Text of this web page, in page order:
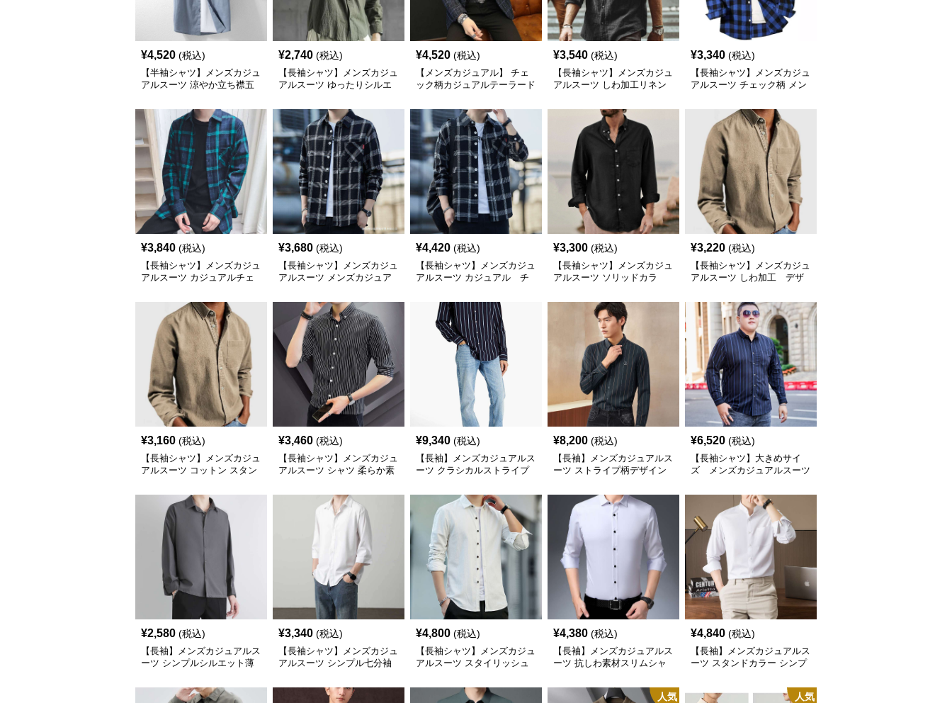
¥4,520 (税込)
【半袖シャツ】メンズカジュ
アルスーツ 涼やか立ち襟五
¥2,740 (税込)
【長袖シャツ】メンズカジュ
アルスーツ ゆったりシルエ
¥4,520 (税込)
【メンズカジュアル】 チェ
ック柄カジュアルテーラード
¥3,540 (税込)
【長袖シャツ】メンズカジュ
アルスーツ しわ加工リネン
¥3,340 (税込)
【長袖シャツ】メンズカジュ
アルスーツ チェック柄 メン
¥3,840 (税込)
【長袖シャツ】メンズカジュ
アルスーツ カジュアルチェ
¥3,680 (税込)
【長袖シャツ】メンズカジュ
アルスーツ メンズカジュア
グサイズ
¥4,420 (税込)
【長袖シャツ】メンズカジュ
アルスーツ カジュアル チ
ビックサイズ
¥3,300 (税込)
【長袖シャツ】メンズカジュ
アルスーツ ソリッドカラ
¥3,220 (税込)
【長袖シャツ】メンズカジュ
アルスーツ しわ加工 デザ
¥3,160 (税込)
【長袖シャツ】メンズカジュ
アルスーツ コットン スタン
¥3,460 (税込)
【長袖シャツ】メンズカジュ
アルスーツ シャツ 柔らか素
¥9,340 (税込)
【長袖】メンズカジュアルス
ーツ クラシカルストライプ
¥8,200 (税込)
【長袖】メンズカジュアルス
ーツ ストライプ柄デザイン
¥6,520 (税込)
【長袖シャツ】大きめサイ
ズ メンズカジュアルスーツ
アルシャツ
¥2,580 (税込)
【長袖】メンズカジュアルス
ーツ シンプルシルエット薄
¥3,340 (税込)
【長袖シャツ】メンズカジュ
アルスーツ シンプル七分袖
ロン シワ加工 インナード
¥4,800 (税込)
【長袖シャツ】メンズカジュ
アルスーツ スタイリッシュ
ルシャツ
¥4,380 (税込)
【長袖】メンズカジュアルス
ーツ 抗しわ素材スリムシャ
¥4,840 (税込)
【長袖】メンズカジュアルス
ーツ スタンドカラー シンプ
人気 人気